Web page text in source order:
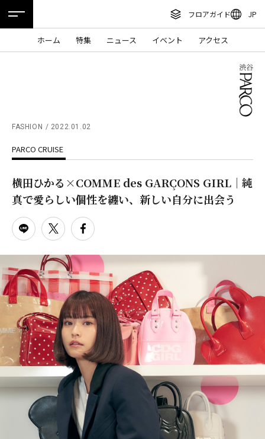
フロアガイド JP
ホーム 特集 ニュース イベント アクセス
ニュース
特集
TAX FREE
DELIVERY SERVICES
PARCOメンバーズ
オンラインストア
リクルート
ENGLISH
繁体字
ภาษาไทย
日本語
FASHION 2022.01.02
PARCO CRUISE
横田ひかる×COMME des GARÇONS GIRL｜純
真で愛らしい個性を纏い、新しい自分に出会う